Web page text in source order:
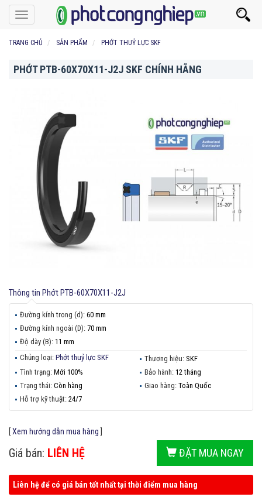
Toggle
navigation
TRANG CHỦ SẢN PHẨM PHỚT THUỶ LỰC SKF
PHỚT PTB-60X70X11-J2J SKF CHÍNH HÃNG
Thông tin Phớt PTB-60X70X11-J2J
Đường kính trong (d): 60 mm
Đường kính ngoài (D): 70 mm
Độ dày (B): 11 mm
Chủng loại: Phớt thuỷ lực SKF Thương hiệu: SKF
Tình trạng: Mới 100% Bảo hành: 12 tháng
Trạng thái: Còn hàng Giao hàng: Toàn Quốc
Hỗ trợ kỹ thuật: 24/7
[Xem hướng dẫn mua hàng
Giá bán: LIÊN HỆ ĐẶT MUA NGAY
Liên hệ để có giá bán tốt nhất tại thời điểm mua hàng